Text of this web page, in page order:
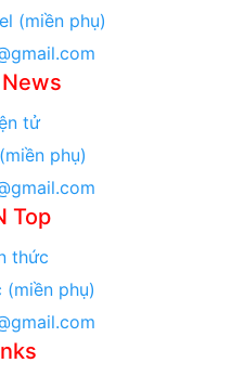
(miền phụ)
tử
phụ)
Top
thức
phụ)